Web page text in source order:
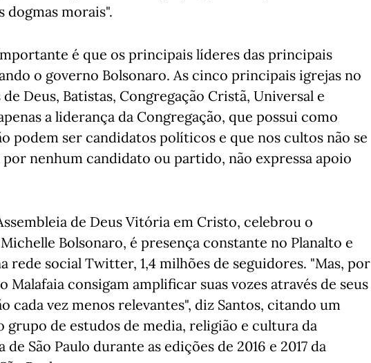
dogmas morais".
é que os principais líderes das principais
o governo Bolsonaro. As cinco principais igrejas no
de Deus, Batistas, Congregação Cristã, Universal e
a liderança da Congregação, que possui como
podem ser candidatos políticos e que nos cultos não se
nenhum candidato ou partido, não expressa apoio
de Deus Vitória em Cristo, celebrou o
Bolsonaro, é presença constante no Planalto e
rede social Twitter, 1,4 milhões de seguidores. "Mas, por
Malafaia consigam amplificar suas vozes através de seus
cada vez menos relevantes", diz Santos, citando um
de estudos de media, religião e cultura da
São Paulo durante as edições de 2016 e 2017 da